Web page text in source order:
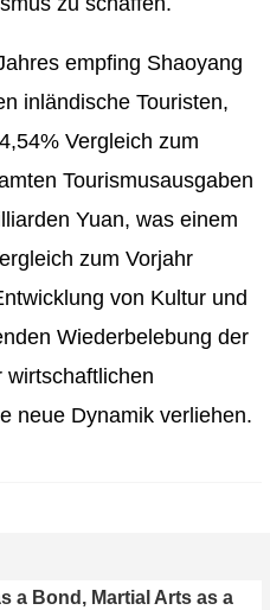
empfing Shaoyang
inländische Touristen,
Vergleich zum
Tourismusausgaben
Yuan, was einem
zum Vorjahr
von Kultur und
Wiederbelebung der
wirtschaftlichen
neue Dynamik verliehen.
a Bond, Martial Arts as a